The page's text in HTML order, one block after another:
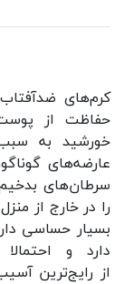
کرم‌های
حفاظت از
خورشید به
عارضه‌های
سرطان‌های
را در خارج از
بسیار حساسی
دارد و
از رایج‌ترین